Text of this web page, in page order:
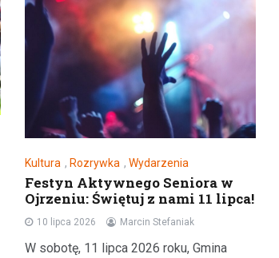
Kultura , Rozrywka ,Wydarzenia
Festyn Aktywnego Seniora w
Ojrzeniu: Świętuj z nami 11 lipca!
10 lipca 2026 Marcin Stefaniak
W sobotę, 11 lipca 2026 roku, Gmina